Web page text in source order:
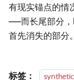
有现实锚点的情
——而长尾部分
首先消失的部分。
标签：